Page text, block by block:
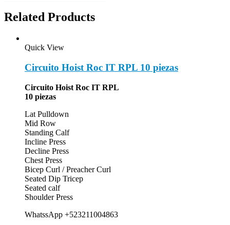
Related Products
Quick View
Circuito Hoist Roc IT RPL 10 piezas
Circuito Hoist Roc IT RPL
10 piezas
Lat Pulldown
Mid Row
Standing Calf
Incline Press
Decline Press
Chest Press
Bicep Curl / Preacher Curl
Seated Dip Tricep
Seated calf
Shoulder Press
WhatssApp +523211004863